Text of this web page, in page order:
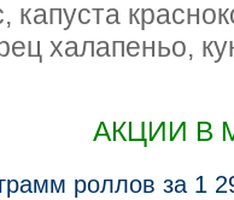
капуста
халапеньо,
АКЦИИ В
роллов за 1